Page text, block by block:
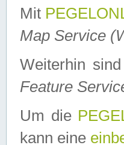
Mit
Map Service
Weiterhin
Feature
Um die
kann eine